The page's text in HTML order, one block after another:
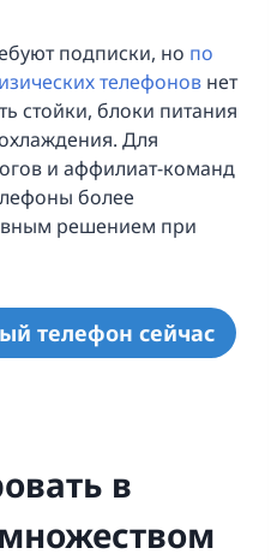
подписки, но по
телефонов нет
стойки, блоки питания
Для
и аффилиат-команд
более
решением при
телефон сейчас
в